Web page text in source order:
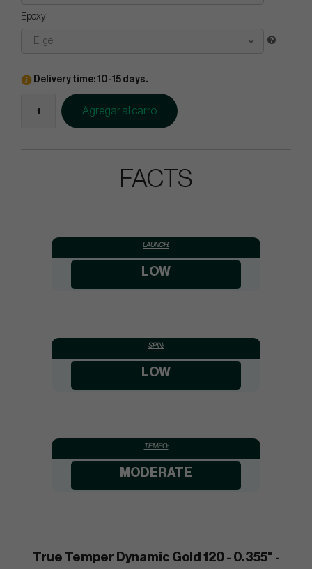
Epoxy
Elige...
Delivery time: 10-15 days.
Agregar al carro
FACTS
LAUNCH:
LOW
SPIN:
LOW
TEMPO:
MODERATE
True Temper Dynamic Gold 120 - 0.355" -